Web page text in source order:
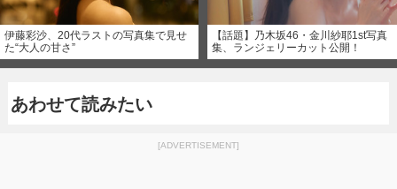
伊藤彩沙、20代ラストの写真集で見せ
た“大人の甘さ”
【話題】乃木坂46・金川紗耶1st写真
集、ランジェリーカット公開！
あわせて読みたい
[ADVERTISEMENT]